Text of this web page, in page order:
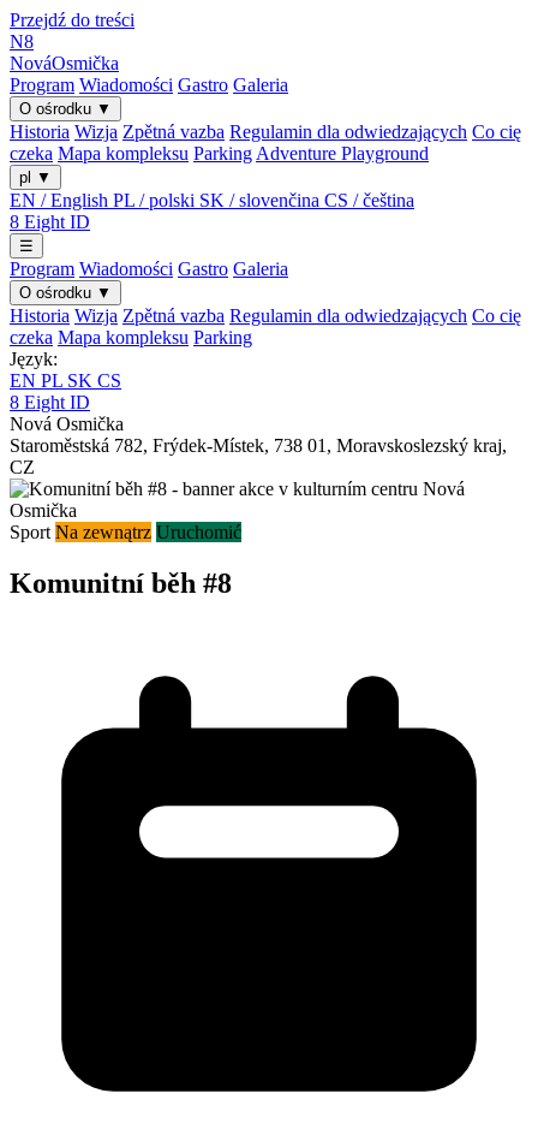
Przejdź do treści
N8
NováOsmička
Program Wiadomości Gastro Galeria
O ośrodku ▼
Historia Wizja Zpětná vazba Regulamin dla odwiedzających Co cię
czeka Mapa kompleksu Parking Adventure Playground
pl ▼
EN / English PL / polski SK / slovenčina CS / čeština
8 Eight ID
☰
Program Wiadomości Gastro Galeria
O ośrodku ▼
Historia Wizja Zpětná vazba Regulamin dla odwiedzających Co cię
czeka Mapa kompleksu Parking
Język:
EN PL SK CS
8 Eight ID
Nová Osmička
Staroměstská 782, Frýdek-Místek, 738 01 , Moravskoslezský kraj,
CZ
Sport Na zewnątrz Uruchomić
Komunitní běh #8